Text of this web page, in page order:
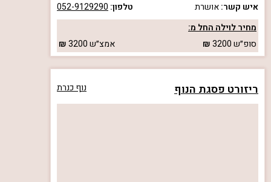
איש קשר:אושרת טלפון: 052-9129290
מחיר לוילה החל מ:
סופ״ש3200 אמצ״ש3200
ריזורט פסגת הנוף נוף כנרת